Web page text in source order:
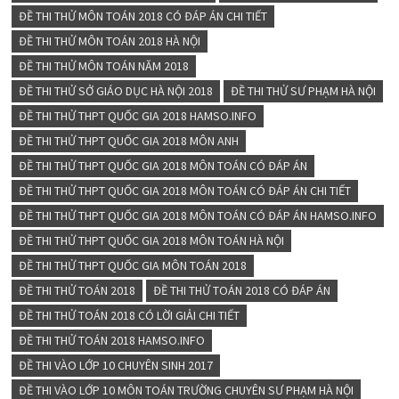
ĐỀ THI THỬ MÔN TOÁN 2018 CÓ ĐÁP ÁN CHI TIẾT
ĐỀ THI THỬ MÔN TOÁN 2018 HÀ NỘI
ĐỀ THI THỬ MÔN TOÁN NĂM 2018
ĐỀ THI THỬ SỞ GIÁO DỤC HÀ NỘI 2018
ĐỀ THI THỬ SƯ PHẠM HÀ NỘI
ĐỀ THI THỬ THPT QUỐC GIA 2018 HAMSO.INFO
ĐỀ THI THỬ THPT QUỐC GIA 2018 MÔN ANH
ĐỀ THI THỬ THPT QUỐC GIA 2018 MÔN TOÁN CÓ ĐÁP ÁN
ĐỀ THI THỬ THPT QUỐC GIA 2018 MÔN TOÁN CÓ ĐÁP ÁN CHI TIẾT
ĐỀ THI THỬ THPT QUỐC GIA 2018 MÔN TOÁN CÓ ĐÁP ÁN HAMSO.INFO
ĐỀ THI THỬ THPT QUỐC GIA 2018 MÔN TOÁN HÀ NỘI
ĐỀ THI THỬ THPT QUỐC GIA MÔN TOÁN 2018
ĐỀ THI THỬ TOÁN 2018
ĐỀ THI THỬ TOÁN 2018 CÓ ĐÁP ÁN
ĐỀ THI THỬ TOÁN 2018 CÓ LỜI GIẢI CHI TIẾT
ĐỀ THI THỬ TOÁN 2018 HAMSO.INFO
ĐỀ THI VÀO LỚP 10 CHUYÊN SINH 2017
ĐỀ THI VÀO LỚP 10 MÔN TOÁN TRƯỜNG CHUYÊN SƯ PHẠM HÀ NỘI